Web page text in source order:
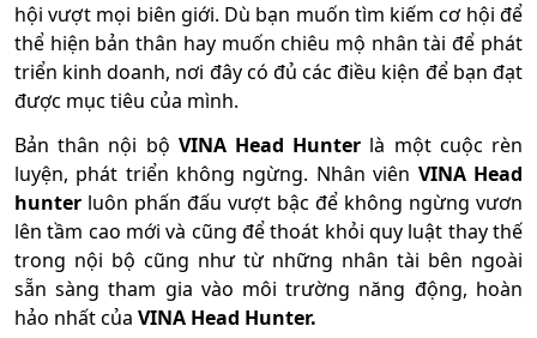
hội vượt mọi biên giới. Dù bạn muốn tìm kiếm cơ hội để
thể hiện bản thân hay muốn chiêu mộ nhân tài để phát
triển kinh doanh, nơi đây có đủ các điều kiện để bạn đạt
được mục tiêu của mình.
Bản thân nội bộ VINA Head Hunter là một cuộc rèn
luyện, phát triển không ngừng. Nhân viên VINA Head
hunter luôn phấn đấu vượt bậc để không ngừng vươn
lên tầm cao mới và cũng để thoát khỏi quy luật thay thế
trong nội bộ cũng như từ những nhân tài bên ngoài
sẵn sàng tham gia vào môi trường năng động, hoàn
hảo nhất của VINA Head Hunter.